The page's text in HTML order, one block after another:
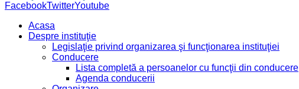
FacebookTwitterYoutube
Acasa
Despre instituţie
Legislaţie privind organizarea şi funcţionarea instituţiei
Conducere
Lista completă a persoanelor cu funcţii din conducere
Agenda conducerii